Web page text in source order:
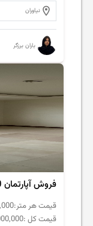
نیاوران
باران برزگر
فروش آپارتمان 130متر نیاوران بازسازی شده
قیمت هر متر:
قیمت کل :